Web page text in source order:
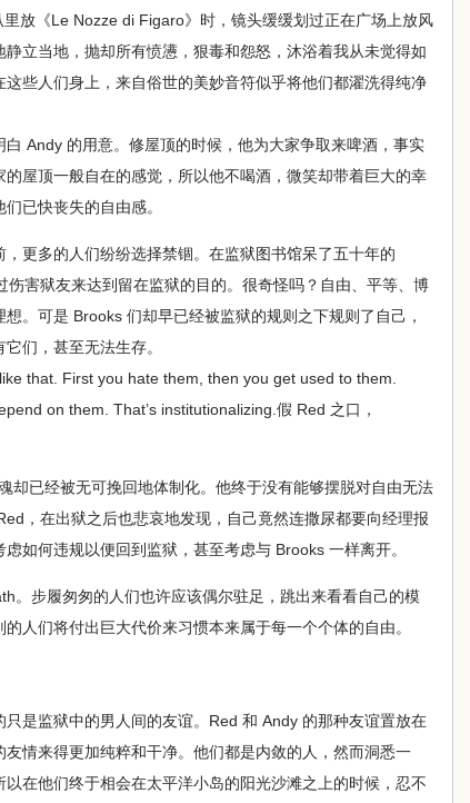
《Le Nozze di Figaro》时，镜头缓缓划过正在广场上放风
立当地，抛却所有愤懑，狠毒和怨怒，沐浴着我从未觉得如
些人们身上，来自俗世的美妙音符似乎将他们都濯洗得纯净
的用意。修屋顶的时候，他为大家争取来啤酒，事实
屋顶一般自在的感觉，所以他不喝酒，微笑却带着巨大的幸
已快丧失的自由感。
多的人们纷纷选择禁锢。在监狱图书馆呆了五十年的
害狱友来达到留在监狱的目的。很奇怪吗？自由、平等、博
。可是 Brooks 们却早已经被监狱的规则之下规则了自己，
们，甚至无法生存。
First you hate them, then you get used to them.
on them. That’s institutionalizing.假 Red 之口，
已经被无可挽回地体制化。他终于没有能够摆脱对自由无法
，在出狱之后也悲哀地发现，自己竟然连撒尿都要向经理报
如何违规以便回到监狱，甚至考虑与 Brooks 一样离开。
步履匆匆的人们也许应该偶尔驻足，跳出来看看自己的模
人们将付出巨大代价来习惯本来属于每一个个体的自由。
监狱中的男人间的友谊。Red 和 Andy 的那种友谊置放在
情来得更加纯粹和干净。他们都是内敛的人，然而洞悉一
在他们终于相会在太平洋小岛的阳光沙滩之上的时候，忍不